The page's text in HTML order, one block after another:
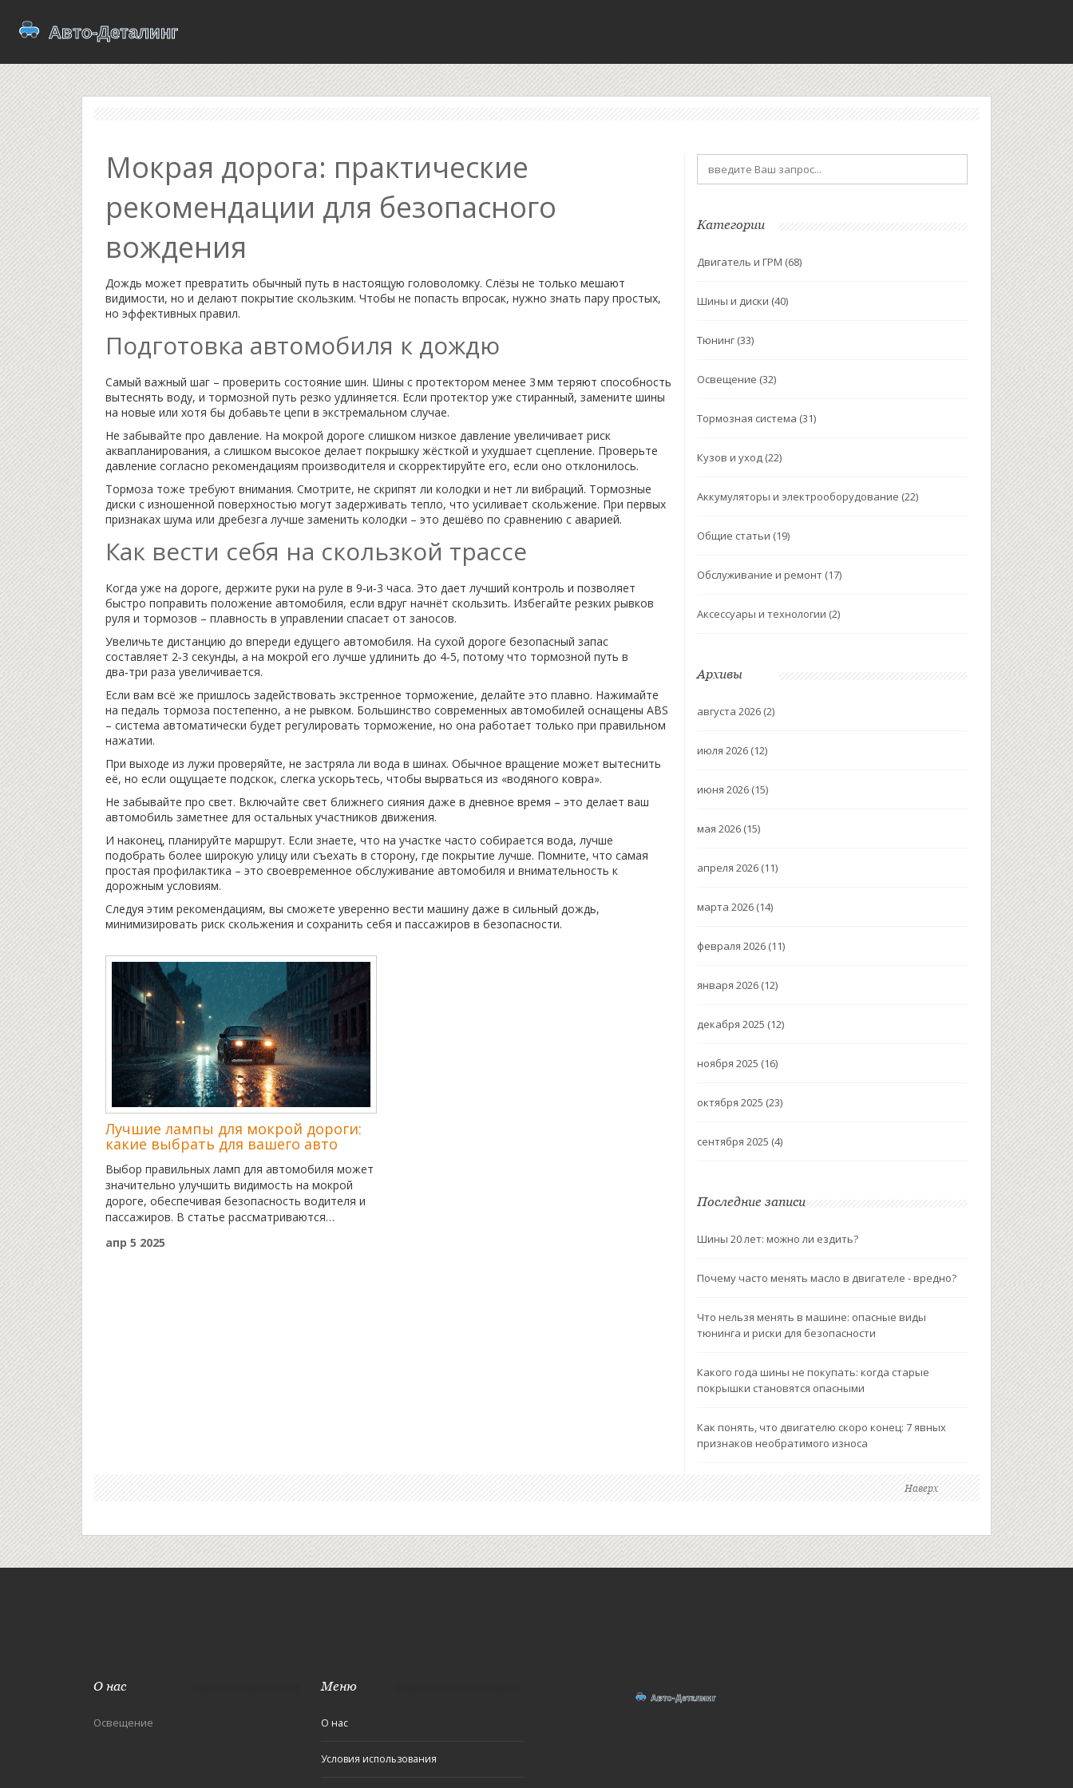
Мокрая дорога: практические
рекомендации для безопасного
вождения
Дождь может превратить обычный путь в настоящую головоломку. Слёзы не только мешают
видимости, но и делают покрытие скользким. Чтобы не попасть впросак, нужно знать пару простых,
но эффективных правил.
Подготовка автомобиля к дождю
Самый важный шаг – проверить состояние шин. Шины с протектором менее 3 мм теряют способность
вытеснять воду, и тормозной путь резко удлиняется. Если протектор уже стиранный, замените шины
на новые или хотя бы добавьте цепи в экстремальном случае.
Не забывайте про давление. На мокрой дороге слишком низкое давление увеличивает риск
аквапланирования, а слишком высокое делает покрышку жёсткой и ухудшает сцепление. Проверьте
давление согласно рекомендациям производителя и скорректируйте его, если оно отклонилось.
Тормоза тоже требуют внимания. Смотрите, не скрипят ли колодки и нет ли вибраций. Тормозные
диски с изношенной поверхностью могут задерживать тепло, что усиливает скольжение. При первых
признаках шума или дребезга лучше заменить колодки – это дешёво по сравнению с аварией.
Как вести себя на скользкой трассе
Когда уже на дороге, держите руки на руле в 9‑и‑3 часа. Это дает лучший контроль и позволяет
быстро поправить положение автомобиля, если вдруг начнёт скользить. Избегайте резких рывков
руля и тормозов – плавность в управлении спасает от заносов.
Увеличьте дистанцию до впереди едущего автомобиля. На сухой дороге безопасный запас
составляет 2‑3 секунды, а на мокрой его лучше удлинить до 4‑5, потому что тормозной путь в
два‑три раза увеличивается.
Если вам всё же пришлось задействовать экстренное торможение, делайте это плавно. Нажимайте
на педаль тормоза постепенно, а не рывком. Большинство современных автомобилей оснащены ABS
– система автоматически будет регулировать торможение, но она работает только при правильном
нажатии.
При выходе из лужи проверяйте, не застряла ли вода в шинах. Обычное вращение может вытеснить
её, но если ощущаете подскок, слегка ускорьтесь, чтобы вырваться из «водяного ковра».
Не забывайте про свет. Включайте свет ближнего сияния даже в дневное время – это делает ваш
автомобиль заметнее для остальных участников движения.
И наконец, планируйте маршрут. Если знаете, что на участке часто собирается вода, лучше
подобрать более широкую улицу или съехать в сторону, где покрытие лучше. Помните, что самая
простая профилактика – это своевременное обслуживание автомобиля и внимательность к
дорожным условиям.
Следуя этим рекомендациям, вы сможете уверенно вести машину даже в сильный дождь,
минимизировать риск скольжения и сохранить себя и пассажиров в безопасности.
Лучшие лампы для мокрой дороги:
какие выбрать для вашего авто
Выбор правильных ламп для автомобиля может
значительно улучшить видимость на мокрой
дороге, обеспечивая безопасность водителя и
пассажиров. В статье рассматриваются
ксеноновые и светодиодные, чтобы помочь
апр 5 2025
Категории
Двигатель и ГРМ (68)
Шины и диски (40)
Тюнинг (33)
Освещение (32)
Тормозная система (31)
Кузов и уход (22)
Аккумуляторы и электрооборудование (22)
Общие статьи (19)
Обслуживание и ремонт (17)
Аксессуары и технологии (2)
Архивы
августа 2026 (2)
июля 2026 (12)
июня 2026 (15)
мая 2026 (15)
апреля 2026 (11)
марта 2026 (14)
февраля 2026 (11)
января 2026 (12)
декабря 2025 (12)
ноября 2025 (16)
октября 2025 (23)
сентября 2025 (4)
Последние записи
Шины 20 лет: можно ли ездить?
Почему часто менять масло в двигателе - вредно?
Что нельзя менять в машине: опасные виды
тюнинга и риски для безопасности
Какого года шины не покупать: когда старые
покрышки становятся опасными
Как понять, что двигателю скоро конец: 7 явных
признаков необратимого износа
Наверх
О нас
Освещение
Меню
О нас
Условия использования